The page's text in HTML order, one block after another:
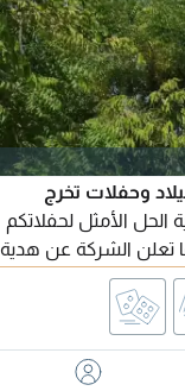
وحفلات تخرج
الأمثل لحفلاتكم
تبدأ ب 1500 درهم كما تعلن الشركة عن هدية
ودبي والعين
في المسابقات
مائية مع